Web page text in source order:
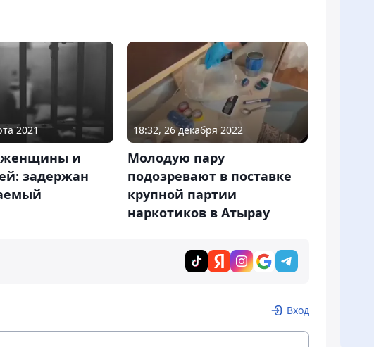
2021
женщины и
задержан
18:32, 26 декабря 2022
Молодую пару
подозревают в поставке
крупной партии
наркотиков в Атырау
Вход